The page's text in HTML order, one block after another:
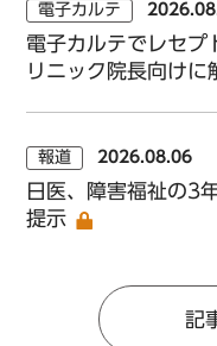
電子カルテ
電子カルテでレセプ
リニック院長向けに
報道 2026.08.06
日医、障害福祉の3
提示
記